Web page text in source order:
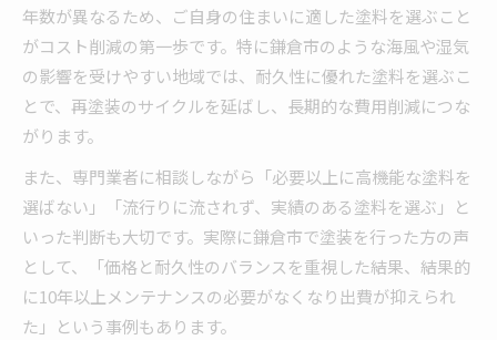
年数が異なるため、ご自身の住まいに適した塗料を選ぶこと
がコスト削減の第一歩です。特に鎌倉市のような海風や湿気
の影響を受けやすい地域では、耐久性に優れた塗料を選ぶこ
とで、再塗装のサイクルを延ばし、長期的な費用削減につな
がります。
また、専門業者に相談しながら「必要以上に高機能な塗料を
選ばない」「流行りに流されず、実績のある塗料を選ぶ」と
いった判断も大切です。実際に鎌倉市で塗装を行った方の声
として、「価格と耐久性のバランスを重視した結果、結果的
に10年以上メンテナンスの必要がなくなり出費が抑えられ
た」という事例もあります。